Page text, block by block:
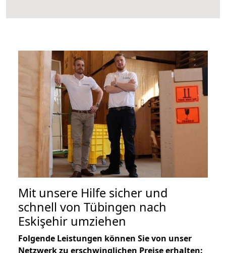
Mit unsere Hilfe sicher und
schnell von Tübingen nach
Eskişehir umziehen
Folgende Leistungen können Sie von unser
Netzwerk zu erschwinglichen Preise erhalten: